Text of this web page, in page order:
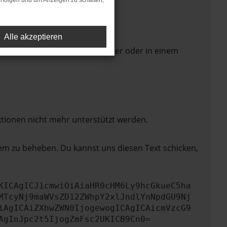
in einem anderen Browser oder in einem
nicht mehr unterstützt werden.
zu beheben. Du kannst uns diesen Text schicken,
Alle akzeptieren